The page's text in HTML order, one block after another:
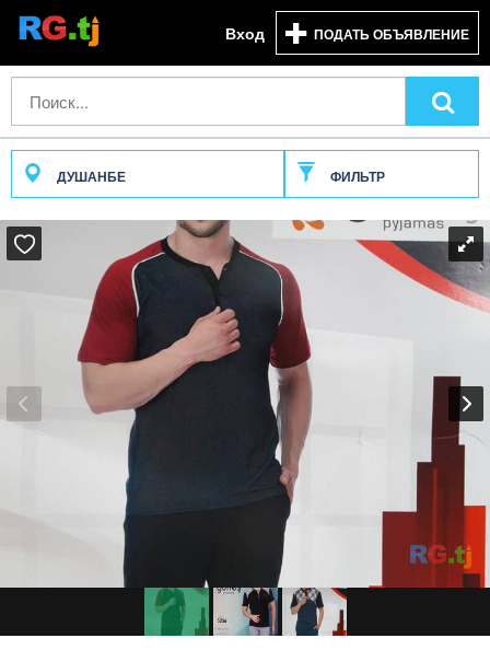
Вход ПОДАТЬ ОБЪЯВЛЕНИЕ
ДУШАНБЕ ФИЛЬТР